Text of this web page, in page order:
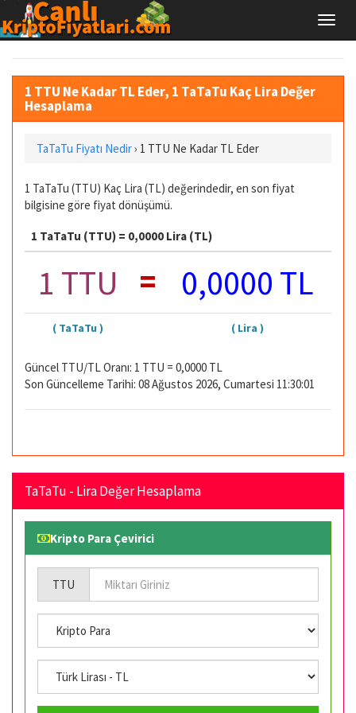
1 TTU Ne Kadar TL Eder, 1 TaTaTu Kaç Lira Değer
Hesaplama
TaTaTu Fiyatı Nedir› 1 TTU Ne Kadar TL Eder
1 TaTaTu (TTU) Kaç Lira (TL) değerindedir, en son fiyat
bilgisine göre fiyat dönüşümü.
1 TaTaTu (TTU) = 0,0000 Lira (TL)
1 TTU = 0,0000 TL
( TaTaTu ) ( Lira )
Güncel TTU/TL Oranı: 1 TTU = 0,0000 TL
Son Güncelleme Tarihi: 08 Ağustos 2026, Cumartesi 11:30:01
TaTaTu - Lira Değer Hesaplama
Kripto Para Çevirici
TTU